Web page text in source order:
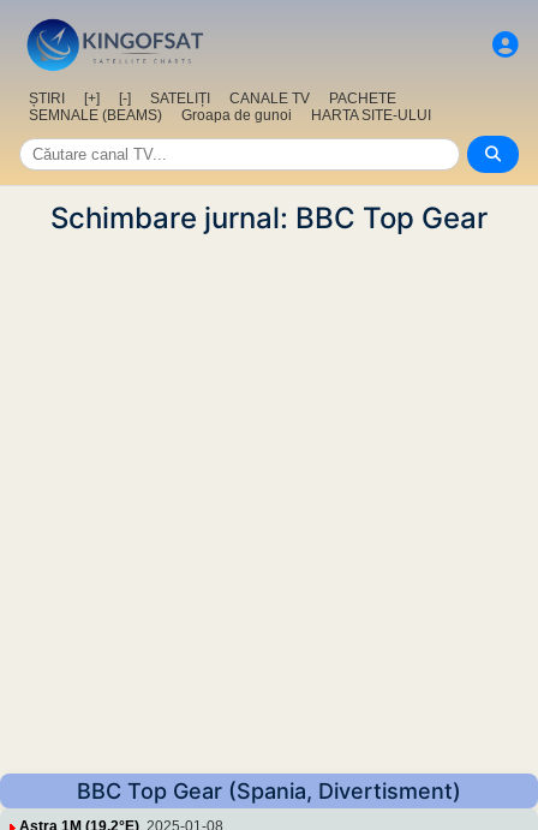
ȘTIRI [+] [-] SATELIȚI CANALE TV
PACHETE
SEMNALE (BEAMS)
Groapa de gunoi HARTA SITE-ULUI
Schimbare jurnal: BBC Top Gear
BBC Top Gear (Spania, Divertisment)